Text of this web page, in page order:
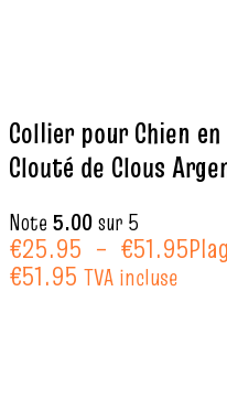
Collier pour Chien
Clouté de Clous
Note 5.00sur 5
€25.95 – €51.95
€51.95 TVA incluse